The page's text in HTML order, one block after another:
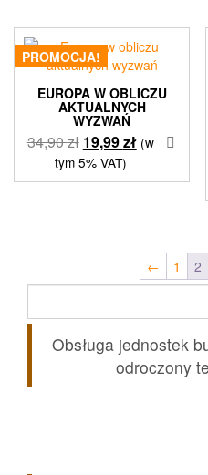
PROMOCJA!
EUROPA W OBLICZU
AKTUALNYCH
WYZWAŃ
34,90zł Pierwotna
cena
wynosiła:
19,99złAktualna
wynosi:
(w
tym 5% VAT)
← 1 2
Obsługa jednostek
odroczony